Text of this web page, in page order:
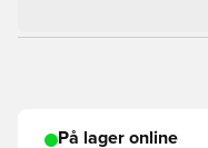
På lager online